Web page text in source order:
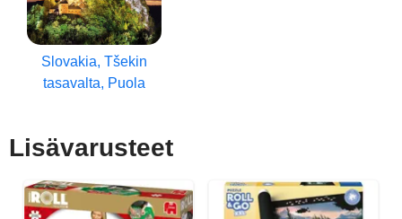
Slovakia, Tšekin
tasavalta, Puola
Lisävarusteet